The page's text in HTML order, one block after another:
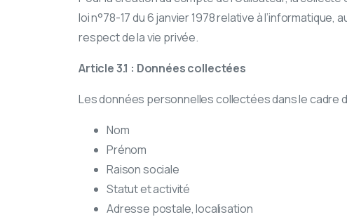
loi n°78-17 du 6 janvier 1978 relative à
respect de la vie privée.
Article 3.1 : Données collectées
Les données personnelles collectées dans le cadre
Nom
Prénom
Raison sociale
Statut et activité
Adresse postale, localisation